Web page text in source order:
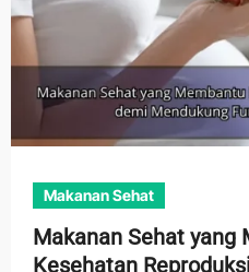
Makanan Sehat
Makanan Sehat yang
Kesehatan